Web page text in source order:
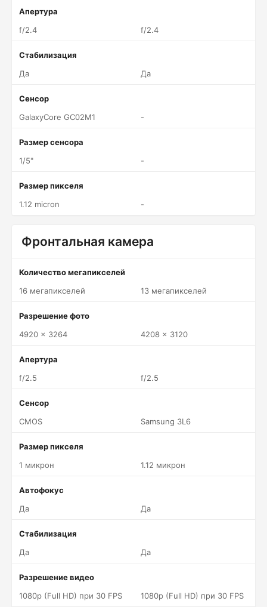
Апертура
f/2.4
f/2.4
Стабилизация
Да
Да
Сенсор
GalaxyCore GC02M1
-
Размер сенсора
1/5"
-
Размер пикселя
1.12 micron
-
Фронтальная камера
Количество мегапикселей
16 мегапикселей
13 мегапикселей
Разрешение фото
4920 x 3264
4208 x 3120
Апертура
f/2.5
f/2.5
Сенсор
CMOS
Samsung 3L6
Размер пикселя
1 микрон
1.12 микрон
Автофокус
Да
Да
Стабилизация
Да
Да
Разрешение видео
1080p (Full HD) при 30 FPS
1080p (Full HD) при 30 FPS